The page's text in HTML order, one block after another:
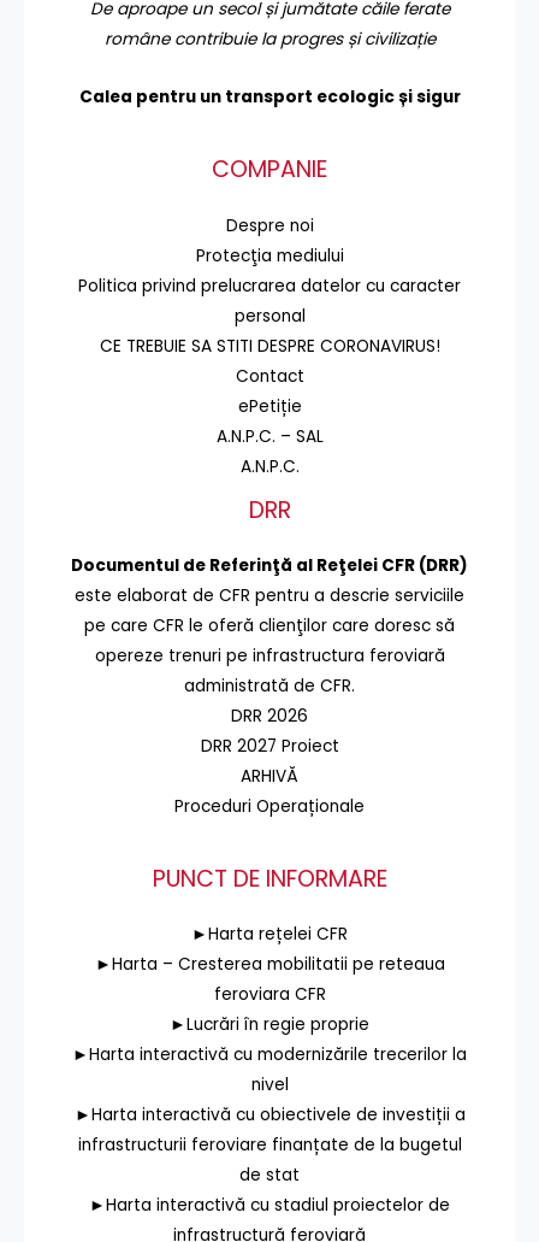
De aproape un secol și jumătate căile ferate
române contribuie la progres și civilizație
Calea pentru un transport ecologic și sigur
COMPANIE
Despre noi
Protecţia mediului
Politica privind prelucrarea datelor cu caracter
personal
CE TREBUIE SA STITI DESPRE CORONAVIRUS!
Contact
ePetiție
A.N.P.C. – SAL
A.N.P.C.
DRR
Documentul de Referinţă al Reţelei CFR (DRR)
este elaborat de CFR pentru a descrie serviciile
pe care CFR le oferă clienţilor care doresc să
opereze trenuri pe infrastructura feroviară
administrată de CFR.
DRR 2026
DRR 2027 Proiect
ARHIVĂ
Proceduri Operaționale
PUNCT DE INFORMARE
►Harta rețelei CFR
►Harta – Cresterea mobilitatii pe reteaua
feroviara CFR
►Lucrări în regie proprie
►Harta interactivă cu modernizările trecerilor la
nivel
►Harta interactivă cu obiectivele de investiții a
infrastructurii feroviare finanțate de la bugetul
de stat
►Harta interactivă cu stadiul proiectelor de
infrastructură feroviară